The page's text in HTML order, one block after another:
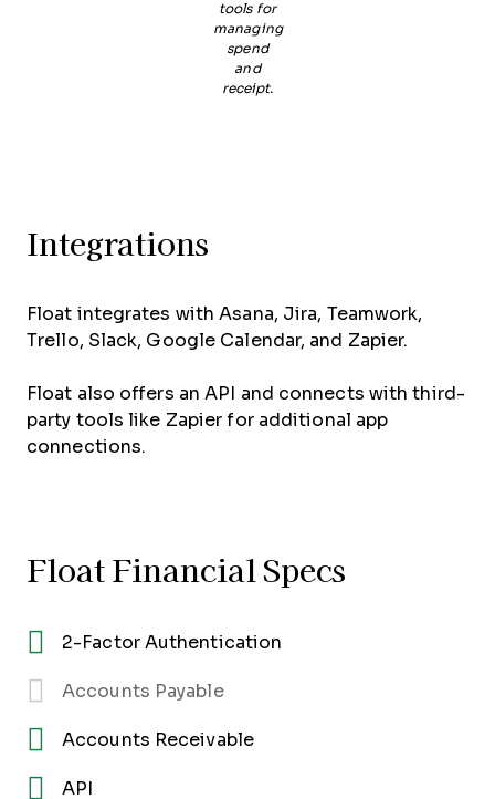
tools for
managing
spend
and
receipt.
Integrations
Float integrates with Asana, Jira, Teamwork,
Trello, Slack, Google Calendar, and Zapier.
Float also offers an API and connects with third-
party tools like Zapier for additional app
connections.
Float Financial Specs
2-Factor Authentication
Accounts Payable
Accounts Receivable
API